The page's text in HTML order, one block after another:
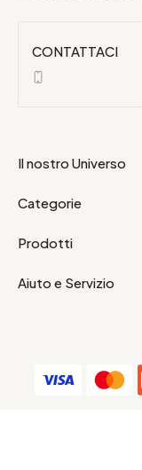
CONTATTACI
Il nostro Universo
Categorie
Prodotti
Aiuto e Servizio